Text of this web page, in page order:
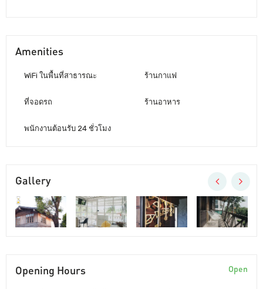
Amenities
WiFi ในพื้นที่สาธารณะ
ที่จอดรถ
พนักงานต้อนรับ 24 ชั่วโมง
ร้านกาแฟ
ร้านอาหาร
Gallery
Opening Hours Open